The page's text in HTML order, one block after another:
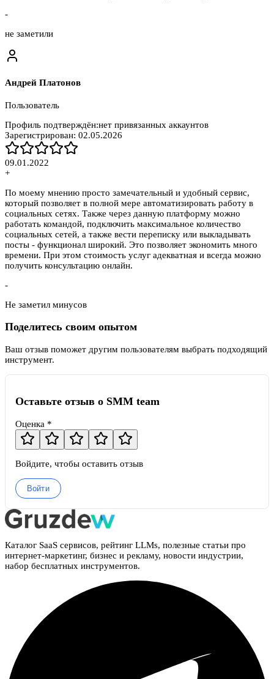
-
не заметили
Андрей Платонов
Пользователь
Профиль подтверждён:нет привязанных аккаунтов
Зарегистрирован: 02.05.2026
09.01.2022
+
По моему мнению просто замечательный и удобный сервис,
который позволяет в полной мере автоматизировать работу в
социальных сетях. Также через данную платформу можно
работать командой, подключить максимальное количество
социальных сетей, а также вести переписку или выкладывать
посты - функционал широкий. Это позволяет экономить много
времени. При этом стоимость услуг адекватная и всегда можно
получить консультацию онлайн.
-
Не заметил минусов
Поделитесь своим опытом
Ваш отзыв поможет другим пользователям выбрать подходящий
инструмент.
Оставьте отзыв о SMM team
Оценка *
Войдите, чтобы оставить отзыв
Войти
Каталог SaaS сервисов, рейтинг LLMs, полезные статьи про
интернет-маркетинг, бизнес и рекламу, новости индустрии,
набор бесплатных инструментов.